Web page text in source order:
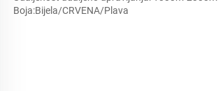
Boja:Bijela/CRVENA/Plava